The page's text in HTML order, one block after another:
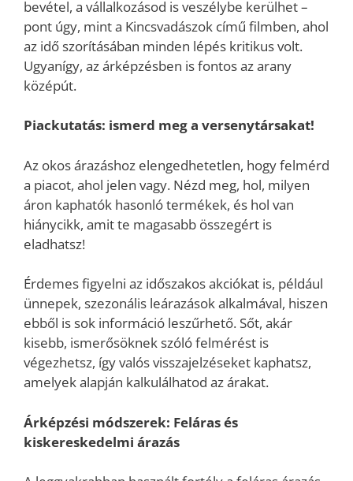
bevétel, a vállalkozásod is veszélybe kerülhet –
pont úgy, mint a Kincsvadászok című filmben, ahol
az idő szorításában minden lépés kritikus volt.
Ugyanígy, az árképzésben is fontos az arany
középút.
Piackutatás: ismerd meg a versenytársakat!
Az okos árazáshoz elengedhetetlen, hogy felmérd
a piacot, ahol jelen vagy. Nézd meg, hol, milyen
áron kaphatók hasonló termékek, és hol van
hiánycikk, amit te magasabb összegért is
eladhatsz!
Érdemes figyelni az időszakos akciókat is, például
ünnepek, szezonális leárazások alkalmával, hiszen
ebből is sok információ leszűrhető. Sőt, akár
kisebb, ismerősöknek szóló felmérést is
végezhetsz, így valós visszajelzéseket kaphatsz,
amelyek alapján kalkulálhatod az árakat.
Árképzési módszerek: Feláras és
kiskereskedelmi árazás